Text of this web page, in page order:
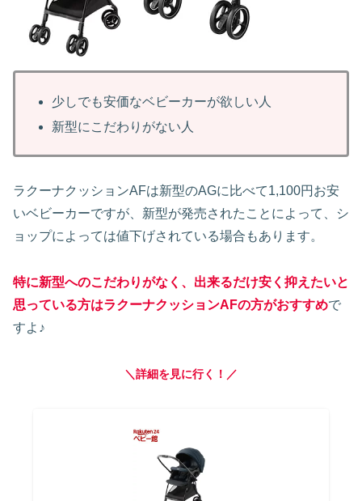
少しでも安価なベビーカーが欲しい人
新型にこだわりがない人
ラクーナクッションAFは新型のAGに比べて1,100円お安
いベビーカーですが、新型が発売されたことによって、シ
ョップによっては値下げされている場合もあります。
特に新型へのこだわりがなく、出来るだけ安く抑えたいと
思っている方はラクーナクッションAFの方がおすすめで
すよ♪
＼詳細を見に行く！／